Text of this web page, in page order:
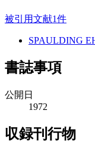
被引用文献1件
SPAULDING
書誌事項
公開日
1972
収録刊行物